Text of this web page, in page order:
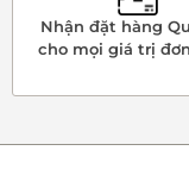
Nhận đặt hàng
cho mọi giá trị